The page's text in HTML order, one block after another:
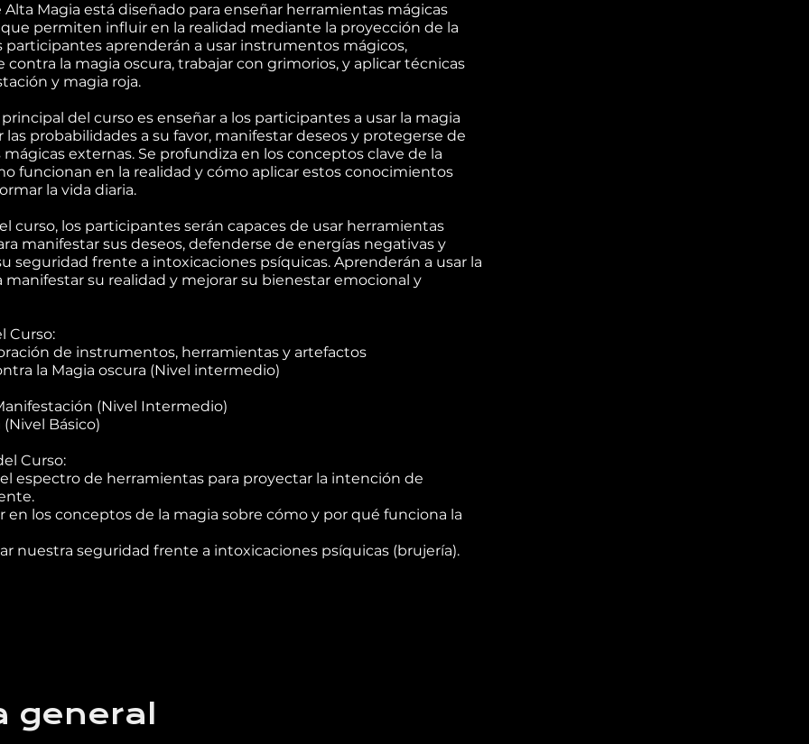
Alta Magia está diseñado para enseñar herramientas mágicas
que permiten influir en la realidad mediante la proyección de la
participantes aprenderán a usar instrumentos mágicos,
contra la magia oscura, trabajar con grimorios, y aplicar técnicas
y magia roja.
del curso es enseñar a los participantes a usar la magia
las probabilidades a su favor, manifestar deseos y protegerse de
externas. Se profundiza en los conceptos clave de la
funcionan en la realidad y cómo aplicar estos conocimientos
la vida diaria.
curso, los participantes serán capaces de usar herramientas
manifestar sus deseos, defenderse de energías negativas y
seguridad frente a intoxicaciones psíquicas. Aprenderán a usar la
manifestar su realidad y mejorar su bienestar emocional y
Curso:
de instrumentos, herramientas y artefactos
la Magia oscura (Nivel intermedio)
(Nivel Intermedio)
(Nivel Básico)
Curso:
espectro de herramientas para proyectar la intención de
en los conceptos de la magia sobre cómo y por qué funciona la
nuestra seguridad frente a intoxicaciones psíquicas (brujería).
general